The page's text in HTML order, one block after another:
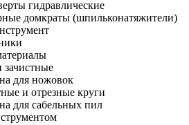
гидравлические
домкраты (шпильконатяжители)
для ножовок
и отрезные круги
для сабельных пил